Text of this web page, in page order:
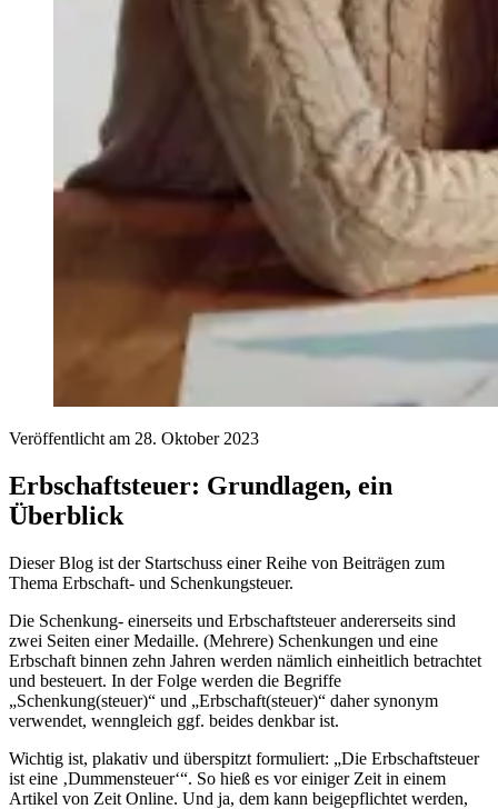
Veröffentlicht am 28. Oktober 2023
Erbschaftsteuer: Grundlagen, ein
Überblick
Dieser Blog ist der Startschuss einer Reihe von Beiträgen zum
Thema Erbschaft- und Schenkungsteuer.
Die Schenkung- einerseits und Erbschaftsteuer andererseits sind
zwei Seiten einer Medaille. (Mehrere) Schenkungen und eine
Erbschaft binnen zehn Jahren werden nämlich einheitlich betrachtet
und besteuert. In der Folge werden die Begriffe
„Schenkung(steuer)“ und „Erbschaft(steuer)“ daher synonym
verwendet, wenngleich ggf. beides denkbar ist.
Wichtig ist, plakativ und überspitzt formuliert: „Die Erbschaftsteuer
ist eine ‚Dummensteuer‘“. So hieß es vor einiger Zeit in einem
Artikel von Zeit Online. Und ja, dem kann beigepflichtet werden,